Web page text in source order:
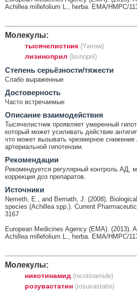
Achillea millefolium L., herba. EMA/HMPC/
Молекулы:
тысячелистник (Yarrow)
лизиноприл (lisinopril)
Cтепень серьёзности/тяжести
Слабо выраженные
Достоверность
Часто встречаемые
Описание взаимодействия
Тысячелистник проявляет умеренный
который может усиливать действие
что может вызывать чрезмерное
артериальной гипотензии.
Рекомендации
Рекомендуется регулярный контроль АД,
коррекция доз препаратов.
Источники
Nemeth, E., and Bernath, J. (2008).
species (Achillea spp.). Current
3167
European Medicines Agency (EMA). (2013).
Achillea millefolium L., herba. EMA/HMPC/
Молекулы:
никотинамид (nicotinamide)
розувастатин (rosuvastatin)